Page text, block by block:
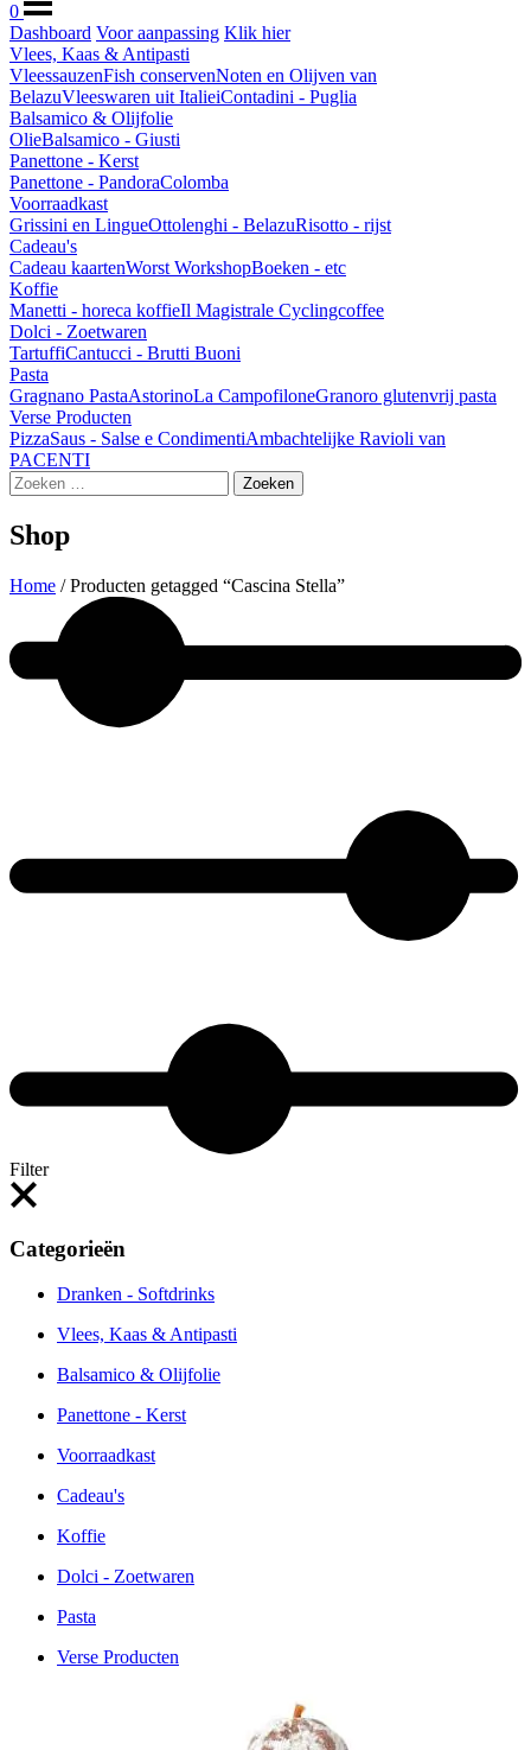
0
Dashboard Voor aanpassing Klik hier
Vlees, Kaas & Antipasti
VleessauzenFish conservenNoten en Olijven van
BelazuVleeswaren uit ItalieiContadini - Puglia
Balsamico & Olijfolie
OlieBalsamico - Giusti
Panettone - Kerst
Panettone - PandoraColomba
Voorraadkast
Grissini en LingueOttolenghi - BelazuRisotto - rijst
Cadeau's
Cadeau kaartenWorst WorkshopBoeken - etc
Koffie
Manetti - horeca koffieIl Magistrale Cyclingcoffee
Dolci - Zoetwaren
TartuffiCantucci - Brutti Buoni
Pasta
Gragnano PastaAstorinoLa CampofiloneGranoro glutenvrij pasta
Verse Producten
PizzaSaus - Salse e CondimentiAmbachtelijke Ravioli van
PACENTI
Zoeken
naar:
Shop
Home / Producten getagged “Cascina Stella”
Filter
Categorieën
Dranken - Softdrinks
Vlees, Kaas & Antipasti
Balsamico & Olijfolie
Panettone - Kerst
Voorraadkast
Cadeau's
Koffie
Dolci - Zoetwaren
Pasta
Verse Producten